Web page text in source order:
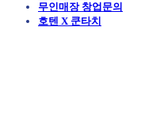
무인매장 창업문의
호텐 X 쿤타치